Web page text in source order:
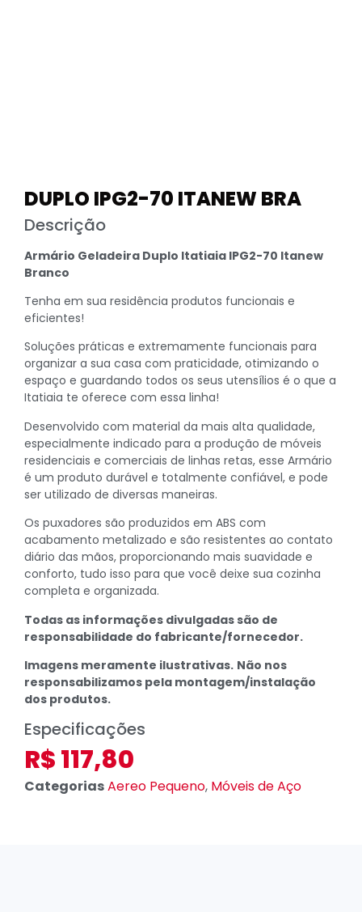
DUPLO IPG2-70 ITANEW BRA
Descrição
Armário Geladeira Duplo Itatiaia IPG2-70 Itanew
Branco
Tenha em sua residência produtos funcionais e
eficientes!
Soluções práticas e extremamente funcionais para
organizar a sua casa com praticidade, otimizando o
espaço e guardando todos os seus utensílios é o que a
Itatiaia te oferece com essa linha!
Desenvolvido com material da mais alta qualidade,
especialmente indicado para a produção de móveis
residenciais e comerciais de linhas retas, esse Armário
é um produto durável e totalmente confiável, e pode
ser utilizado de diversas maneiras.
Os puxadores são produzidos em ABS com
acabamento metalizado e são resistentes ao contato
diário das mãos, proporcionando mais suavidade e
conforto, tudo isso para que você deixe sua cozinha
completa e organizada.
Todas as informações divulgadas são de
responsabilidade do fabricante/fornecedor.
Imagens meramente ilustrativas. Não nos
responsabilizamos pela montagem/instalação
dos produtos.
Especificações
R$117,80
CategoriasAereo Pequeno, Móveis de Aço